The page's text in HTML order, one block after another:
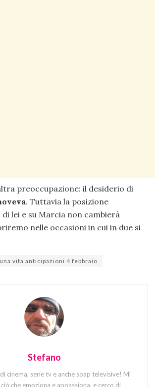
preoccupazione: il desiderio di
. Tuttavia la posizione
di lei e su Marcia non cambierà
nelle occasioni in cui in due si
una vita anticipazioni 4 febbraio
Stefano
cinema, serie tv e anche soap televisive! Mi
che emoziona e appassiona, e cerco di